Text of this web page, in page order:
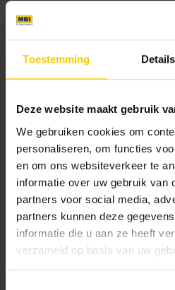
Toestemming Details
Deze website maakt gebruik
We gebruiken cookies om
personaliseren, om functies
en om ons websiteverkeer te
informatie over uw gebruik van
partners voor social media,
partners kunnen deze
informatie die u aan ze heeft
verzameld op basis van uw
gaat akkoord met onze
Maat
Standaard kleuren